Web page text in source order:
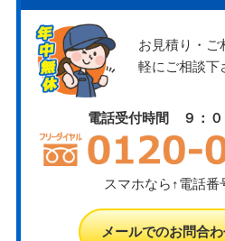
お見積り・ご
軽にご相談下
電話受付時間 ９：０
スマホなら↑電話番
メールでのお問合